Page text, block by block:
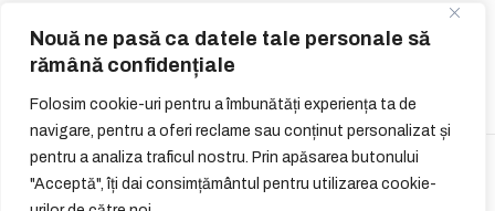
Nouă ne pasă ca datele tale personale să
rămână confidențiale
Folosim cookie-uri pentru a îmbunătăți experiența ta de
navigare, pentru a oferi reclame sau conținut personalizat și
pentru a analiza traficul nostru. Prin apăsarea butonului
"Acceptă", îți dai consimțământul pentru utilizarea cookie-
© 2026QUIQ ONLINE SERVICES S.R.L.